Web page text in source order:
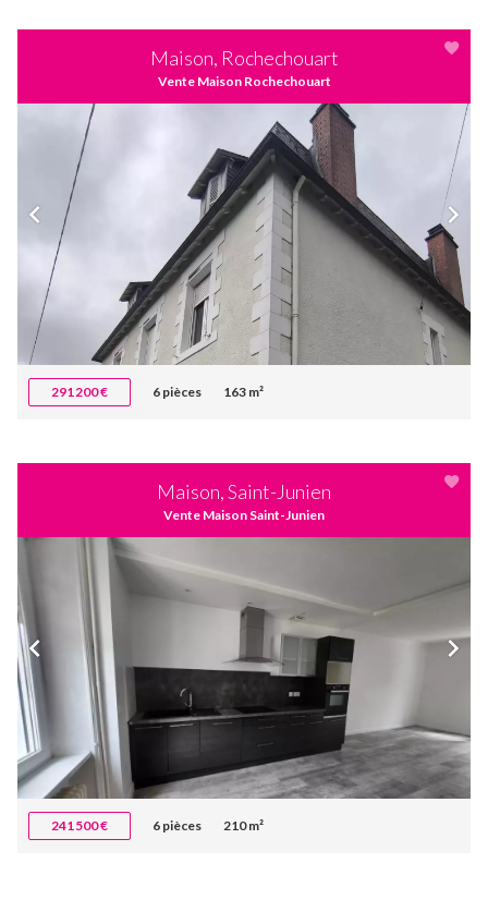
Maison, Rochechouart
Vente Maison Rochechouart
291 200 € 6 pièces 163 m²
Maison, Saint-Junien
Vente Maison Saint-Junien
241 500 € 6 pièces 210 m²